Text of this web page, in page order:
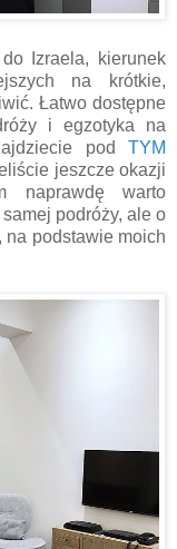
Izraela, kierunek
na krótkie,
Łatwo dostępne
i egzotyka na
pod TYM
jeszcze okazji
naprawdę warto
podróży, ale o
na podstawie moich